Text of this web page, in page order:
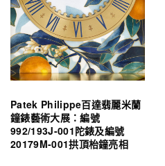
Patek Philippe百達翡麗米蘭
鐘錶藝術大展：編號
992/193J-001陀錶及編號
20179M-001拱頂枱鐘亮相